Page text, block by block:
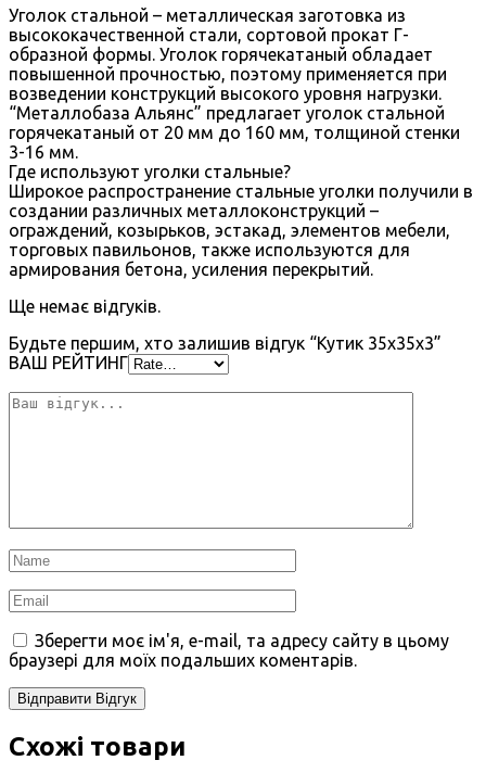
Уголок стальной – металлическая заготовка из
высококачественной стали, сортовой прокат Г-
образной формы. Уголок горячекатаный обладает
повышенной прочностью, поэтому применяется при
возведении конструкций высокого уровня нагрузки.
“Металлобаза Альянс” предлагает уголок стальной
горячекатаный от 20 мм до 160 мм, толщиной стенки
3-16 мм.
Где используют уголки стальные?
Широкое распространение стальные уголки получили в
создании различных металлоконструкций –
ограждений, козырьков, эстакад, элементов мебели,
торговых павильонов, также используются для
армирования бетона, усиления перекрытий.
Ще немає відгуків.
Будьте першим, хто залишив відгук “Кутик 35х35х3”
ВАШ РЕЙТИНГ
Зберегти моє ім'я, e-mail, та адресу сайту в цьому
браузері для моїх подальших коментарів.
Схожі товари